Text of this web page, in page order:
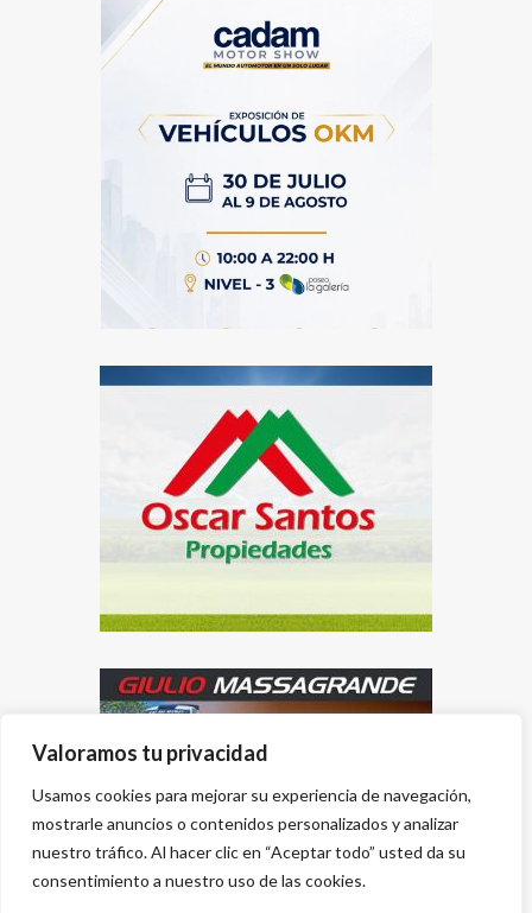
Valoramos tu privacidad
Usamos cookies para mejorar su experiencia de navegación,
mostrarle anuncios o contenidos personalizados y analizar
nuestro tráfico. Al hacer clic en “Aceptar todo” usted da su
consentimiento a nuestro uso de las cookies.